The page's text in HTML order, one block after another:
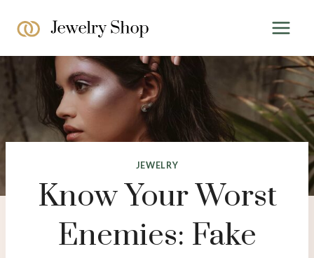
JEWELRY
Know Your Worst
Enemies: Fake